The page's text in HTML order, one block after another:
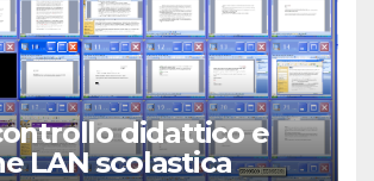
didattico e
LAN scolastica